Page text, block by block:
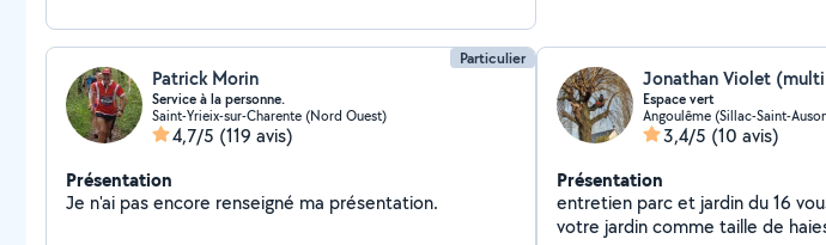
Particulier
Patrick Morin
Service à la personne.
Saint-Yrieix-sur-Charente (Nord Ouest)
4,7/5 (119 avis)
Présentation
Je n'ai pas encore renseigné ma présentation.
Espace vert
Angoulême (Sillac-Saint-
3,4/5 (10 avis)
Présentation
entretien parc et jardin du 16
votre jardin comme taille de